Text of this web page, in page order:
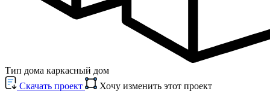
Тип дома каркасный дом
Cкачать проект
Хочу изменить этот проект